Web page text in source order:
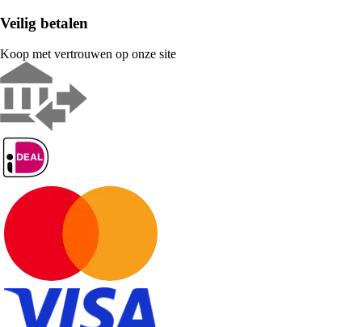
Veilig betalen
Koop met vertrouwen op onze site